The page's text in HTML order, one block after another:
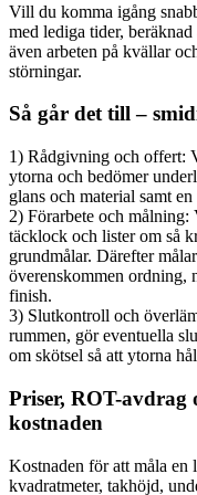
Vill du komma igång
med lediga tider,
även arbeten på kvällar
störningar.
Så går det till –
1) Rådgivning och offert:
ytorna och bedömer
glans och material samt
2) Förarbete och
täcklock och lister om så
grundmålar. Därefter
överenskommen ordning,
finish.
3) Slutkontroll och
rummen, gör eventuella
om skötsel så att ytorna
Priser, ROT-avdrag
kostnaden
Kostnaden för att måla en
kvadratmeter, takhöjd,